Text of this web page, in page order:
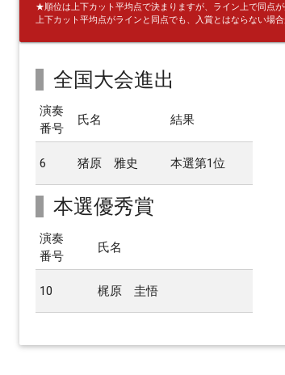
★順位は上下カット平均点で決まりますが、ライン上で同点
上下カット平均点がラインと同点でも、入賞とはならない場合
全国大会進出
演奏
番号
氏名 結果
6 猪原 雅史 本選第1位
本選優秀賞
演奏
番号
氏名
10 梶原 圭悟